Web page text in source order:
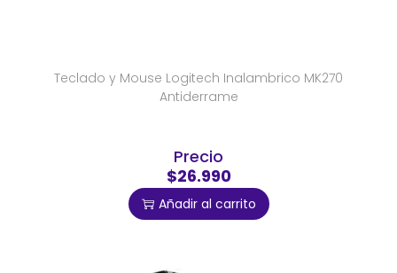
Teclado y Mouse Logitech Inalambrico MK270
Antiderrame
Precio
$26.990
Añadir al carrito